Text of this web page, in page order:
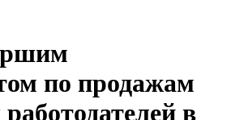
по продажам
в